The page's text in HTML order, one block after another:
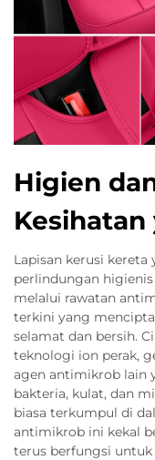
Higien
Lapisan kerusi
perlindungan
melalui rawatan
terkini yang
selamat dan bersih.
teknologi ion perak,
agen antimikrob lain
bakteria, kulat, dan
biasa terkumpul di
antimikrob ini kekal
terus berfungsi